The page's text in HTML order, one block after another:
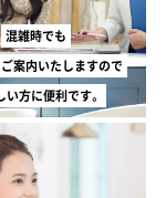
混雑時でも
案内いたしますので
い方に便利です。